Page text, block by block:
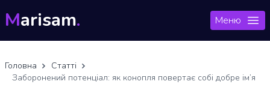
Marisam. Меню
Головна
Статті
Заборонений потенціал: як конопля повертає собі добре ім’я